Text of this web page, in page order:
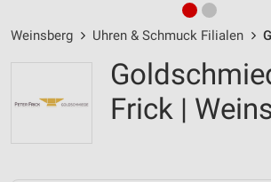
Weinsberg Uhren & Schmuck Filialen
Frick |